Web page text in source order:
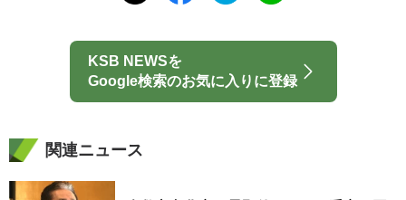
KSB NEWSを
Google検索のお気に入りに登録
関連ニュース